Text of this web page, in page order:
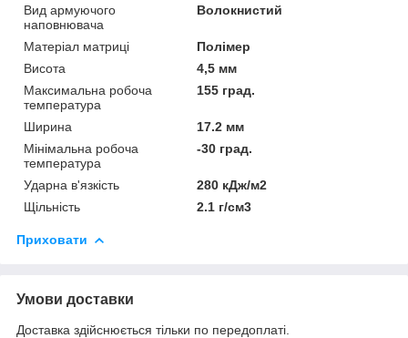
Вид армуючого
наповнювача
Волокнистий
Матеріал матриці
Полімер
Висота
4,5 мм
Максимальна робоча
температура
155 град.
Ширина
17.2 мм
Мінімальна робоча
температура
-30 град.
Ударна в'язкість
280 кДж/м2
Щільність
2.1 г/см3
Приховати
Умови доставки
Доставка здійснюється тільки по передоплаті.